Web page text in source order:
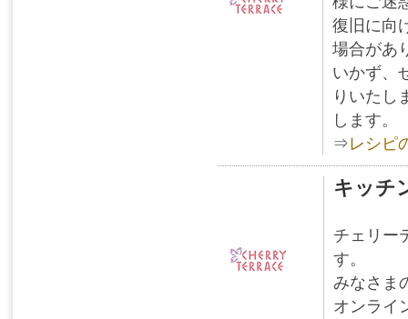
復旧に向
場合があ
いかず、
りいたし
します。
⇒レシピ
キッチ
チェリー
す。
みなさま
オンライ